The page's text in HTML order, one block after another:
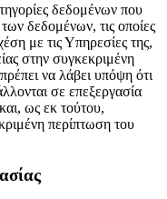
δεδομένων που
δεδομένων, τις οποίες
με τις Υπηρεσίες της,
στην συγκεκριμένη
να λάβει υπόψη ότι
σε επεξεργασία
ως εκ τούτου,
περίπτωση του